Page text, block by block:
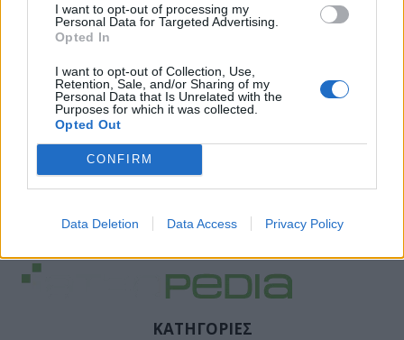
I want to opt-out of processing my
Personal Data for Targeted Advertising.
Opted In
I want to opt-out of Collection, Use,
Retention, Sale, and/or Sharing of my
Personal Data that Is Unrelated with the
Purposes for which it was collected.
Opted Out
CONFIRM
Data Deletion Data Access Privacy Policy
ΚΑΤΗΓΟΡΙΕΣ